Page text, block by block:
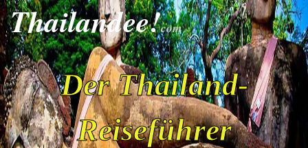
Thailandee!com
Der Thailand-
Reiseführer